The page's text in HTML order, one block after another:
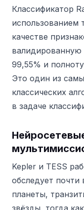
Классификатор
использованием
качестве
валидированную
99,55% и
Это один из
классических
в задаче
Kepler и TESS
обследует
планеты,
звёзды, тогда